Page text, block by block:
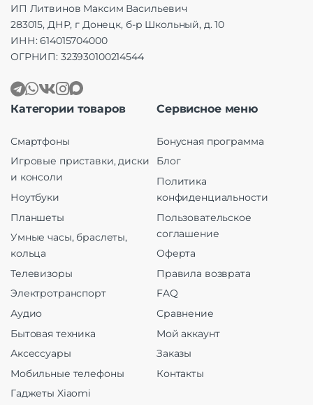
ИП Литвинов Максим Васильевич
283015, ДНР, г Донецк, б-р Школьный, д. 10
ИНН: 614015704000
ОГРНИП: 323930100214544
Категории товаров
Смартфоны
Игровые приставки, диски
и консоли
Ноутбуки
Планшеты
Умные часы, браслеты,
кольца
Телевизоры
Электротранспорт
Аудио
Бытовая техника
Аксессуары
Мобильные телефоны
Гаджеты Xiaomi
Сервисное меню
Бонусная программа
Блог
Политика
конфиденциальности
Пользовательское
соглашение
Оферта
Правила возврата
FAQ
Сравнение
Мой аккаунт
Заказы
Контакты